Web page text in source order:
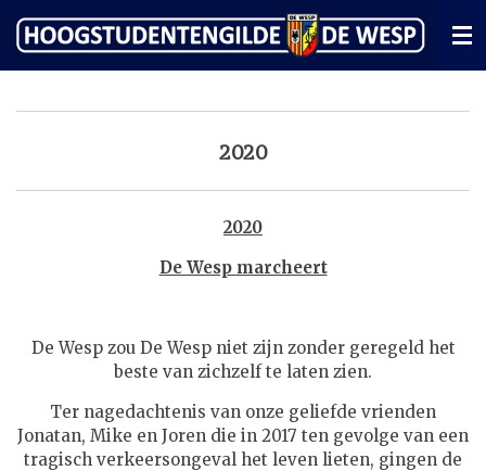
Ga
direct
naar
hoofdinhoud
2020
2020
De Wesp marcheert
De Wesp zou De Wesp niet zijn zonder geregeld het
beste van zichzelf te laten zien.
Ter nagedachtenis van onze geliefde vrienden
Jonatan, Mike en Joren die in 2017 ten gevolge van een
tragisch verkeersongeval het leven lieten, gingen de